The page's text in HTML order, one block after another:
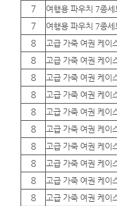
7
여행용 파우치 7종세
7
여행용 파우치 7종세
8
고급 가죽 여권 케이
8
고급 가죽 여권 케이
8
고급 가죽 여권 케이
8
고급 가죽 여권 케이
8
고급 가죽 여권 케이
8
고급 가죽 여권 케이
8
고급 가죽 여권 케이
8
고급 가죽 여권 케이
8
고급 가죽 여권 케이
8
고급 가죽 여권 케이